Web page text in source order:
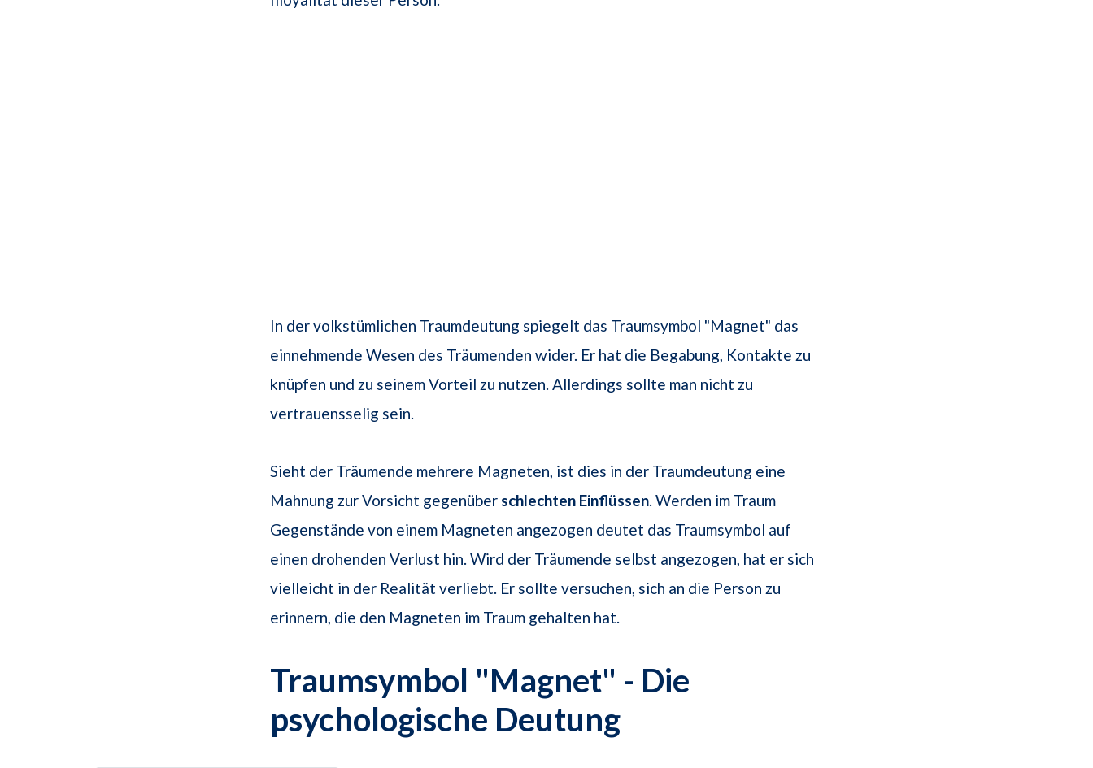
In der volkstümlichen Traumdeutung spiegelt das Traumsymbol "Magnet" das
einnehmende Wesen des Träumenden wider. Er hat die Begabung, Kontakte zu
knüpfen und zu seinem Vorteil zu nutzen. Allerdings sollte man nicht zu
vertrauensselig sein.
Sieht der Träumende mehrere Magneten, ist dies in der Traumdeutung eine
Mahnung zur Vorsicht gegenüberschlechten Einflüssen. Werden im Traum
Gegenstände von einem Magneten angezogen deutet das Traumsymbol auf
einen drohenden Verlust hin. Wird der Träumende selbst angezogen, hat er sich
vielleicht in der Realität verliebt. Er sollte versuchen, sich an die Person zu
erinnern, die den Magneten im Traum gehalten hat.
Traumsymbol "Magnet" - Die
psychologische Deutung